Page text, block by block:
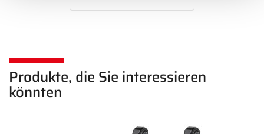
Produkte, die Sie interessieren
könnten